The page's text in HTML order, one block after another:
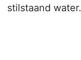
stilstaand water.